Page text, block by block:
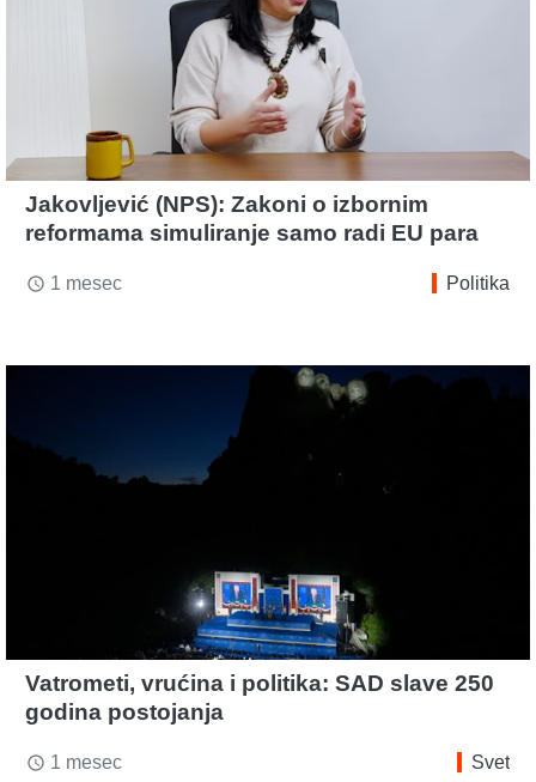
Jakovljević (NPS): Zakoni o izbornim
reformama simuliranje samo radi EU para
access_time 1 mesec Politika
Vatrometi, vrućina i politika: SAD slave 250
godina postojanja
access_time 1 mesec Svet